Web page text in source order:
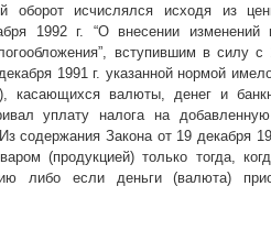
оборот исчислялся исходя из
1992 г. “О внесении изменений
вступившим в силу с
1991 г. указанной нормой
касающихся валюты, денег и
уплату налога на
содержания Закона от 19 декабря
(продукцией) только тогда,
либо если деньги (валюта)